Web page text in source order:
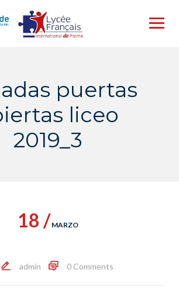
puertas
liceo
2019_3
18 / MARZO
admin 0 Comments